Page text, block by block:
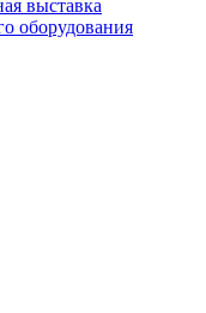
выставка
оборудования